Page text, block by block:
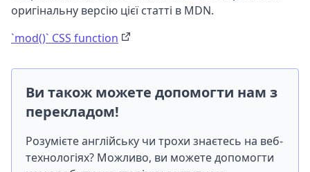
оригінальну версію цієї статті в MDN.
`mod()` CSS function
Ви також можете допомогти нам з
перекладом!
Розумієте англійську чи трохи знаєтесь на веб-
технологіях? Можливо, ви можете допомогти